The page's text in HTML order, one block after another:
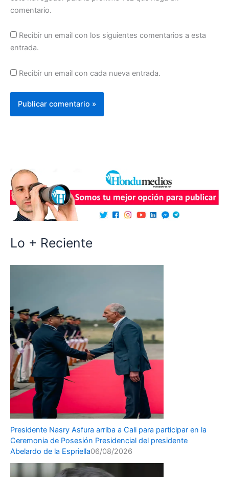
comentario.
Recibir un email con los siguientes comentarios a esta
entrada.
Recibir un email con cada nueva entrada.
Lo + Reciente
Presidente Nasry Asfura arriba a Cali para participar en la
Ceremonia de Posesión Presidencial del presidente
Abelardo de la Espriella06/08/2026